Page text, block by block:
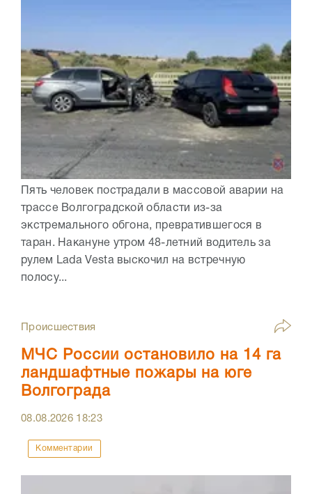
Пять человек пострадали в массовой аварии на
трассе Волгоградской области из-за
экстремального обгона, превратившегося в
таран. Накануне утром 48-летний водитель за
рулем Lada Vesta выскочил на встречную
полосу...
Происшествия
МЧС России остановило на 14 га
ландшафтные пожары на юге
Волгограда
08.08.2026 18:23
Комментарии